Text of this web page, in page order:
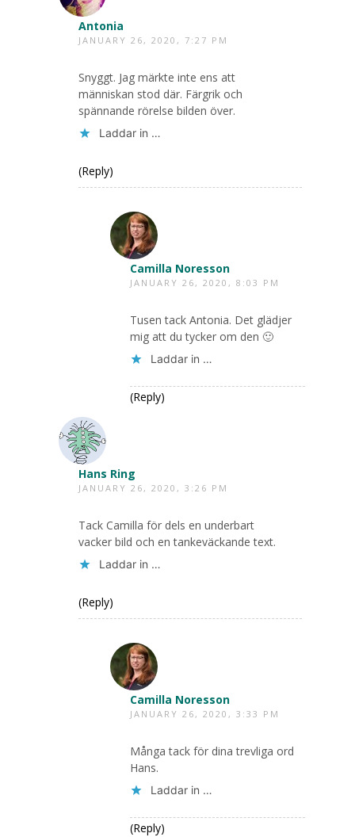
Antonia
JANUARY 26, 2020, 7:27 PM
Snyggt. Jag märkte inte ens att
människan stod där. Färgrik och
spännande rörelse bilden över.
Laddar in …
(Reply)
Camilla Noresson
JANUARY 26, 2020, 8:03 PM
Tusen tack Antonia. Det glädjer
mig att du tycker om den 🙂
Laddar in …
(Reply)
Hans Ring
JANUARY 26, 2020, 3:26 PM
Tack Camilla för dels en underbart
vacker bild och en tankeväckande text.
Laddar in …
(Reply)
Camilla Noresson
JANUARY 26, 2020, 3:33 PM
Många tack för dina trevliga ord
Hans.
Laddar in …
(Reply)